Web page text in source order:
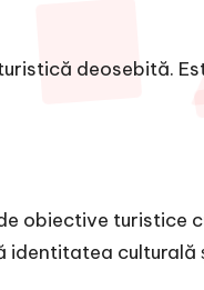
deosebită.
obiective turistice
identitatea culturală